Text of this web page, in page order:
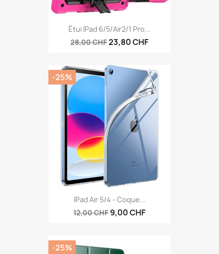
Étui IPad 6/5/Air2/1 Pro...
28,00 CHF23,80 CHF
IPad Air 5/4 - Coque...
12,00 CHF 9,00 CHF
-25%
-25%